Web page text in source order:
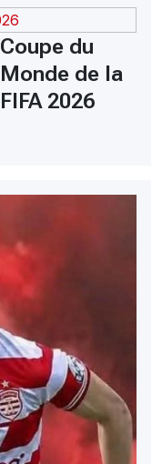
Coupe du
Monde de la
FIFA 2026